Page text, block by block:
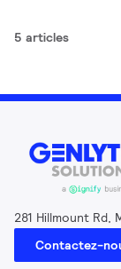
5 articles
281 Hillmount Rd,
Contactez-